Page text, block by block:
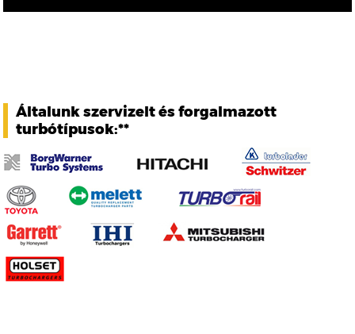
Általunk szervizelt és forgalmazott
turbótípusok:**